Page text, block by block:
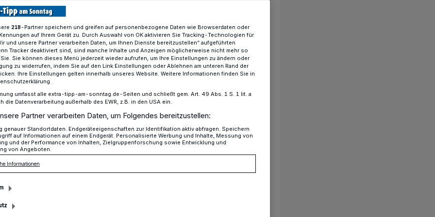
Klimaschutz und Nachhaltigkeit
an der bundesweiten Woche
die vom 18. bis zum 22. September
218-Partner speichern und greifen auf personenbezogene Daten wie Browserdaten oder
auf Ihrem Gerät zu. Durch Auswahl von OK aktivieren Sie Tracking-Technologien für
und unsere Partner verarbeiten Daten, um Ihnen Dienste bereitzustellen“ aufgeführten
Tracker deaktiviert sind, sind manche Inhalte und Anzeigen möglicherweise nicht mehr so
Sie können dieses Menü jederzeit wieder aufrufen, um Ihre Einstellungen zu ändern oder
zu widerrufen, indem Sie auf den Link Einstellungen oder Ablehnen am unteren Rand der
Ihre Einstellungen gelten innerhalb unseres Website. Weitere Informationen finden Sie in
umfasst alle extra-tipp-am-sonntag.de-Seiten und schließt gem. Art. 49 Abs. 1 S. 1 lit. a
die Datenverarbeitung außerhalb des EWR, z.B. in den USA ein.
Partner verarbeiten Daten, um Folgendes bereitzustellen:
genauer Standortdaten. Endgeräteeigenschaften zur Identifikation aktiv abfragen. Speichern
auf Informationen auf einem Endgerät. Personalisierte Werbung und Inhalte, Messung von
und der Performance von Inhalten, Zielgruppenforschung sowie Entwicklung und
von Angeboten.
Informationen